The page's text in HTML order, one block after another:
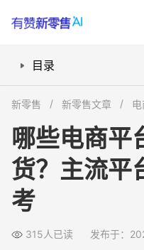
目录
入驻、技术支持和费用
平台流量分发机制影响
如何判断哪个直播电商平台
新零售 新零售文章
哪些电商平
货？主流平
考
315人已读 发布于：